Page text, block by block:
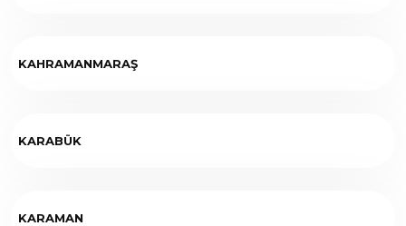
KAHRAMANMARAŞ
KARABÜK
KARAMAN